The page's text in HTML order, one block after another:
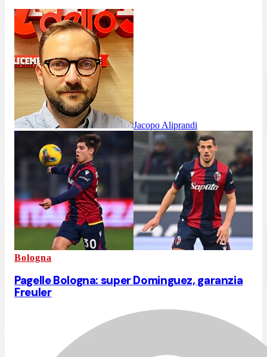
Jacopo Aliprandi
Bologna
Pagelle Bologna: super Dominguez, garanzia
Freuler